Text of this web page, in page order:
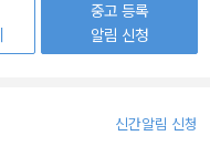
중고 등록
알림 신청
신간알림 신청